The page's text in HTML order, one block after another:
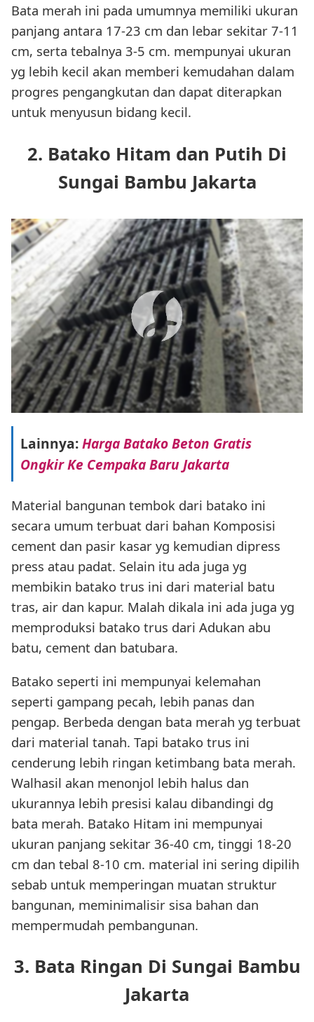
Bata merah ini pada umumnya memiliki ukuran
panjang antara 17-23 cm dan lebar sekitar 7-11
cm, serta tebalnya 3-5 cm. mempunyai ukuran
yg lebih kecil akan memberi kemudahan dalam
progres pengangkutan dan dapat diterapkan
untuk menyusun bidang kecil.
2. Batako Hitam dan Putih Di
Sungai Bambu Jakarta
Lainnya:Harga Batako Beton Gratis
Ongkir Ke Cempaka Baru Jakarta
Material bangunan tembok dari batako ini
secara umum terbuat dari bahan Komposisi
cement dan pasir kasar yg kemudian dipress
press atau padat. Selain itu ada juga yg
membikin batako trus ini dari material batu
tras, air dan kapur. Malah dikala ini ada juga yg
memproduksi batako trus dari Adukan abu
batu, cement dan batubara.
Batako seperti ini mempunyai kelemahan
seperti gampang pecah, lebih panas dan
pengap. Berbeda dengan bata merah yg terbuat
dari material tanah. Tapi batako trus ini
cenderung lebih ringan ketimbang bata merah.
Walhasil akan menonjol lebih halus dan
ukurannya lebih presisi kalau dibandingi dg
bata merah. Batako Hitam ini mempunyai
ukuran panjang sekitar 36-40 cm, tinggi 18-20
cm dan tebal 8-10 cm. material ini sering dipilih
sebab untuk memperingan muatan struktur
bangunan, meminimalisir sisa bahan dan
mempermudah pembangunan.
3. Bata Ringan Di Sungai Bambu
Jakarta